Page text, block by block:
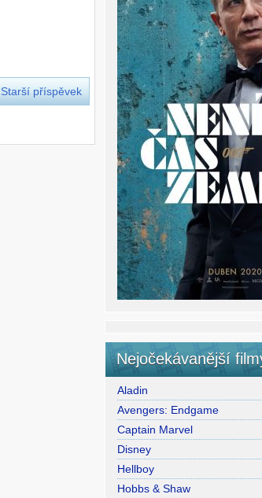
Starší příspěvek
Nejočekávanější
Aladin
Avengers: Endgame
Captain Marvel
Disney
Hellboy
Hobbs & Shaw